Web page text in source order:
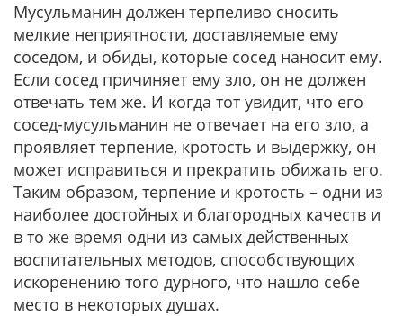
Мусульманин должен терпеливо сносить
мелкие неприятности, доставляемые ему
соседом, и обиды, которые сосед наносит ему.
Если сосед причиняет ему зло, он не должен
отвечать тем же. И когда тот увидит, что его
сосед-мусульманин не отвечает на его зло, а
проявляет терпение, кротость и выдержку, он
может исправиться и прекратить обижать его.
Таким образом, терпение и кротость – одни из
наиболее достойных и благородных качеств и
в то же время одни из самых действенных
воспитательных методов, способствующих
искоренению того дурного, что нашло себе
место в некоторых душах.